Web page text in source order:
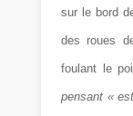
sur le bord
des roues
foulant le
pensant «